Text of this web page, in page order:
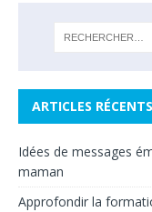
ARTICLES RÉCENTS
Idées de messages
maman
Approfondir la